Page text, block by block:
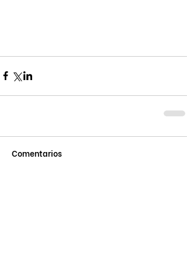
Comentarios